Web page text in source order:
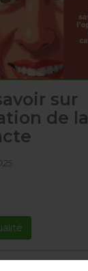
sur
de la